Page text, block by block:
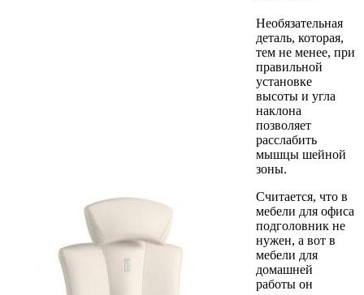
Необязательная
деталь, которая,
тем не менее, при
правильной
установке
высоты и угла
наклона
позволяет
расслабить
мышцы шейной
зоны.
Считается, что в
мебели для офиса
подголовник не
нужен, а вот в
мебели для
домашней
работы он